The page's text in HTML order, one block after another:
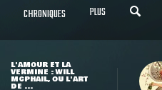
CHRONIQUES PLUS
L'AMOUR ET LA
VERMINE : WILL
MCPHAIL, OU L'ART
DE ...